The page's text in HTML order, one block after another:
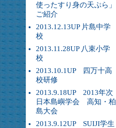
使ったすり身の天ぷら」
ご紹介
2013.12.13UP 片島中学
校
2013.11.28UP 八束小学
校
2013.10.1UP 四万十高
校研修
2013.9.18UP 2013年次
日本島嶼学会 高知・柏
島大会
2013.9.12UP SUIJI学生